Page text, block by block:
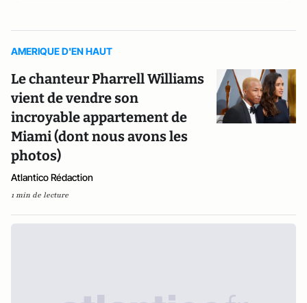
AMERIQUE D'EN HAUT
Le chanteur Pharrell Williams
vient de vendre son
incroyable appartement de
Miami (dont nous avons les
photos)
Atlantico Rédaction
1 min de lecture